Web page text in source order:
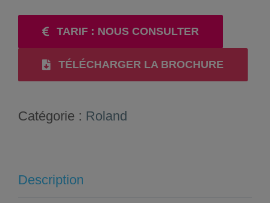
TARIF : NOUS CONSULTER
TÉLÉCHARGER LA BROCHURE
Catégorie : Roland
Description